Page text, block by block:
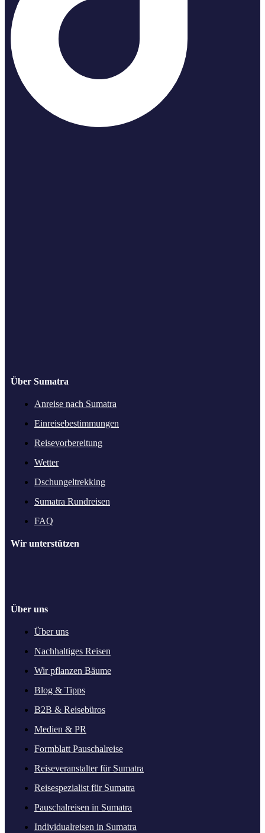
Über Sumatra
Anreise nach Sumatra
Einreisebestimmungen
Reisevorbereitung
Wetter
Dschungeltrekking
Sumatra Rundreisen
FAQ
Wir unterstützen
Über uns
Über uns
Nachhaltiges Reisen
Wir pflanzen Bäume
Blog & Tipps
B2B & Reisebüros
Medien & PR
Formblatt Pauschalreise
Reiseveranstalter für Sumatra
Reisespezialist für Sumatra
Pauschalreisen in Sumatra
Individualreisen in Sumatra